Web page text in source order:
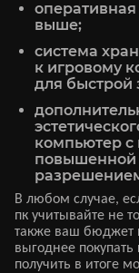
выше;
система
к игровому
для быстрой
компьютер с
повышенной
В любом случае,
пк учитывайте не
также ваш бюджет
выгоднее
получить в итоге